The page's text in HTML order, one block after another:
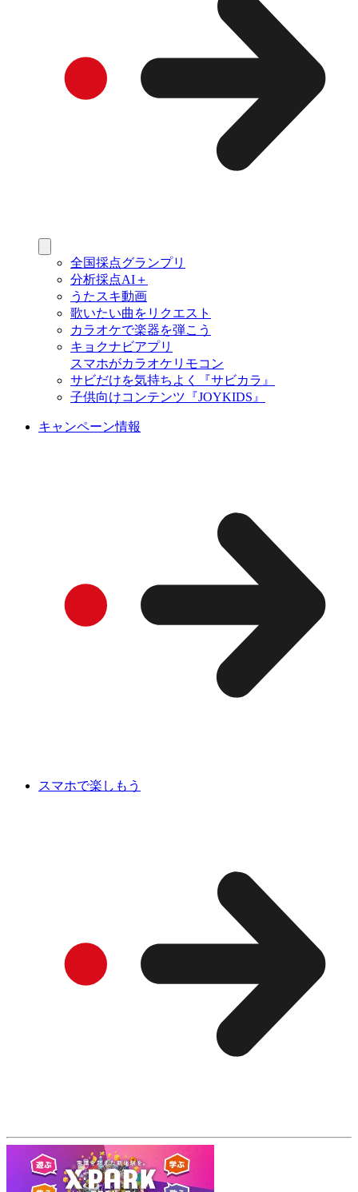
全国採点グランプリ
分析採点AI＋
うたスキ動画
歌いたい曲をリクエスト
カラオケで楽器を弾こう
キョクナビアプリ
スマホがカラオケリモコン
サビだけを気持ちよく『サビカラ』
子供向けコンテンツ『JOYKIDS』
キャンペーン情報
スマホで楽しもう